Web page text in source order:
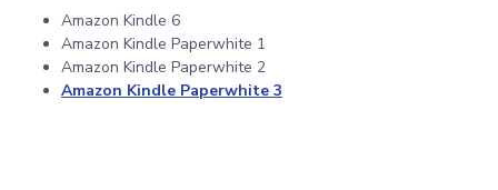
Amazon Kindle 6
Amazon Kindle Paperwhite 1
Amazon Kindle Paperwhite 2
Amazon Kindle Paperwhite 3